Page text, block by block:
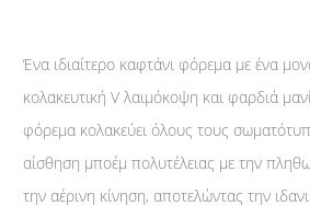
Ένα ιδιαίτερο καφτάνι φόρεμα με ένα
κολακευτική V λαιμόκοψη και φαρδιά
φόρεμα κολακεύει όλους τους
αίσθηση μποέμ πολυτέλειας με την
την αέρινη κίνηση, αποτελώντας την